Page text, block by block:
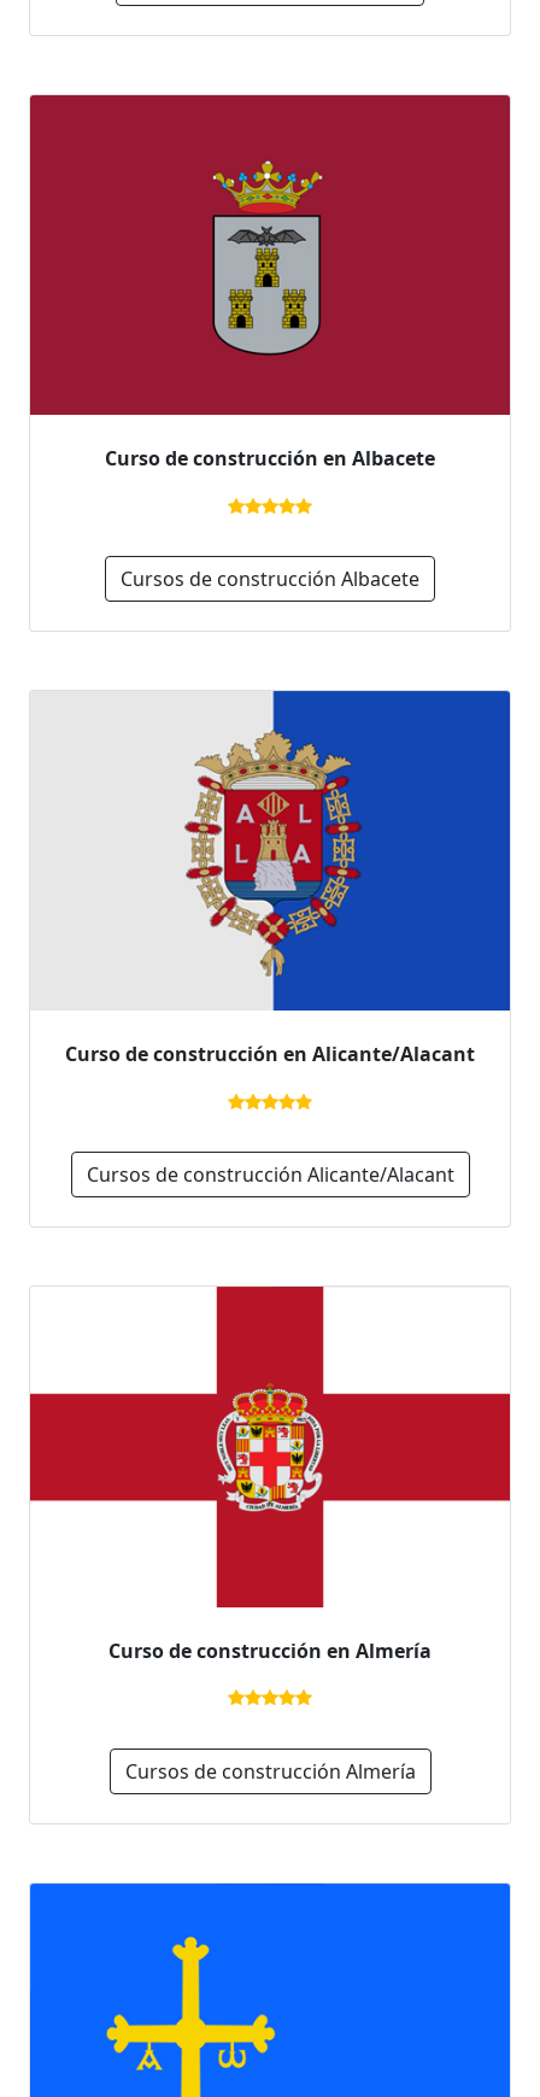
Curso de construcción en Albacete
Cursos de construcción Albacete
Curso de construcción en Alicante/Alacant
Cursos de construcción Alicante/Alacant
Curso de construcción en Almería
Cursos de construcción Almería